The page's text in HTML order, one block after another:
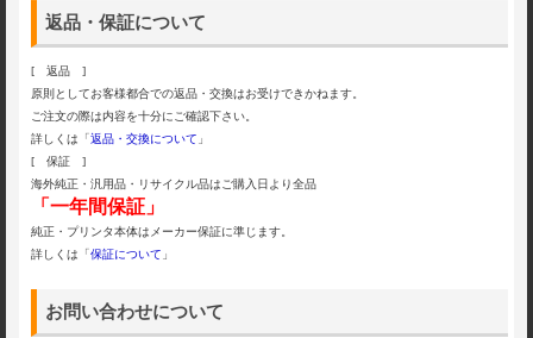
返品・保証について
[ 返品 ]
原則としてお客様都合での返品・交換はお受けできかねます。
ご注文の際は内容を十分にご確認下さい。
詳しくは「返品・交換について 」
[ 保証 ]
海外純正・汎用品・リサイクル品はご購入日より全品
「一年間保証」
純正・プリンタ本体はメーカー保証に準じます。
詳しくは「保証について 」
お問い合わせについて